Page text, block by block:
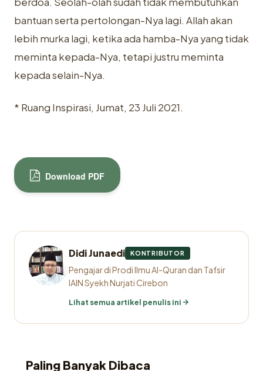
bantuan serta pertolongan-Nya lagi. Allah akan
lebih murka lagi, ketika ada hamba-Nya yang tidak
meminta kepada-Nya, tetapi justru meminta
kepada selain-Nya.
* Ruang Inspirasi, Jumat, 23 Juli 2021.
Download PDF
Didi Junaedi KONTRIBUTOR
Pengajar di Prodi Ilmu Al-Quran dan Tafsir
IAIN Syekh Nurjati Cirebon
Lihat semua artikel penulis ini
Paling Banyak Dibaca